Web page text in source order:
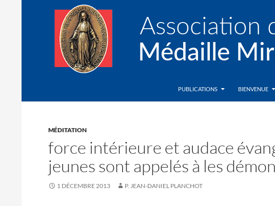
Association de la Médaille MiraculeusePUBLICATIONS
BIENVENUE
MÉDITATION
force intérieure et audace
jeunes sont appelés à les
1 DÉCEMBRE 2013 P. JEAN-DANIEL PLANCHOT